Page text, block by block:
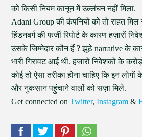
को किसी नियम कानून में उल्लंघन नहीं मिला.
Adani Group की कंपनियों को तो राहत
हिंडनबर्ग की फर्जी रिपोर्ट के कारण हज़ारों
उसके जिम्मेदार कौन हैं ? झूठे narrative के
भारी गिरावट आई थी. हजारों निवेशकों के
कोई तो ऐसा तरीका होना चाहिए कि इन
और नुकसान पहुंचाने वालों को सज़ा मिले.
Get connected onTwitter,Instagram &